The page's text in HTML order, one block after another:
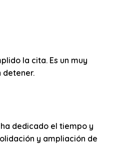
la cita. Es un muy
detener.
dedicado el tiempo y
y ampliación de